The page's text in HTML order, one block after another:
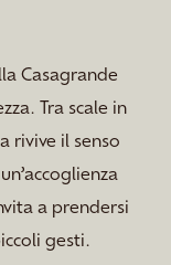
Casagrande
Tra scale in
rivive il senso
a prendersi
gesti.